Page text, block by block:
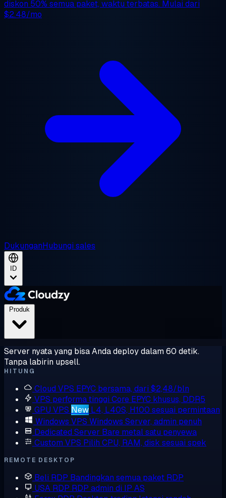
diskon 50% semua paket, waktu terbatas. Mulai dari
$2.48/mo
DukunganHubungi sales
ID
Server nyata yang bisa Anda deploy dalam 60 detik.
Tanpa labirin upsell.
HITUNG
Cloud VPS EPYC bersama, dari $2,48/bln
VPS performa tinggi Core EPYC khusus, DDR5
GPU VPS New L4, L40S, H100 sesuai permintaan
Windows VPS Windows Server, admin penuh
Dedicated Server Bare metal satu penyewa
Custom VPS Pilih CPU, RAM, disk sesuai spek
REMOTE DESKTOP
Beli RDP Bandingkan semua paket RDP
USA RDP RDP admin di IP AS